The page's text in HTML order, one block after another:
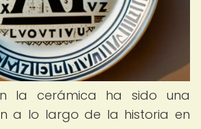
la cerámica ha sido una
a lo largo de la historia en